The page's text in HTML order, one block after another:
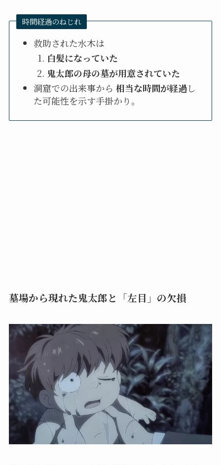
時間経過のねじれ
救助された水木は
白髪になっていた
鬼太郎の母の墓が用意されていた
洞窟での出来事から相当な時間が経過し
た可能性を示す手掛かり。
墓場から現れた鬼太郎と「左目」の欠損